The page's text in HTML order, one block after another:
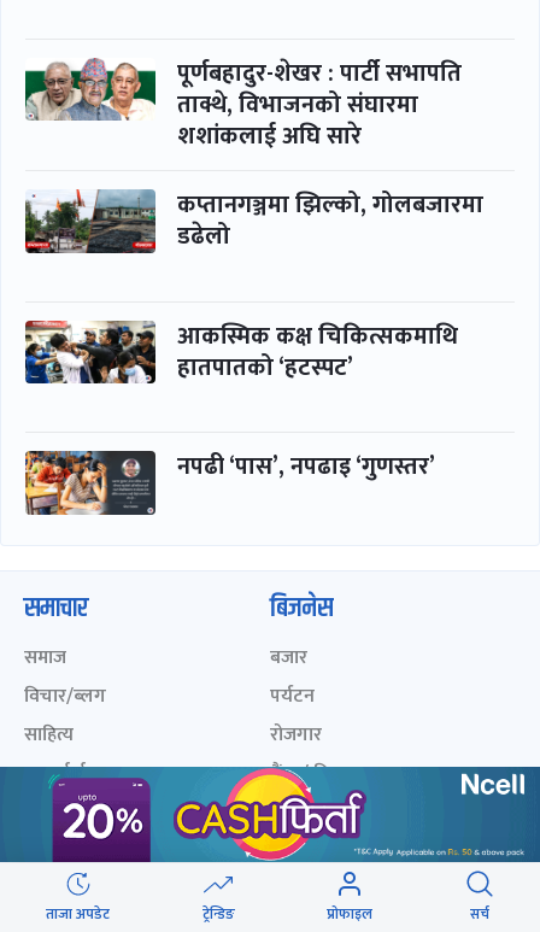
पूर्णबहादुर-शेखर : पार्टी सभापति
ताक्थे, विभाजनको संघारमा
शशांकलाई अघि सारे
कप्तानगञ्जमा झिल्को, गोलबजारमा
डढेलो
आकस्मिक कक्ष चिकित्सकमाथि
हातपातको ‘हटस्पट’
नपढी ‘पास’, नपढाइ ‘गुणस्तर’
ताजा अपडेट ट्रेन्डिङ प्रोफाइल सर्च
समाचार
समाज
विचार/ब्लग
साहित्य
अन्तर्वार्ता
खेलकुद़़
जीवनशैली/स्वास्थ्य
बिजनेस
बजार
पर्यटन
रोजगार
बैंक / वित्त
अटो
सूचना-प्रविधि